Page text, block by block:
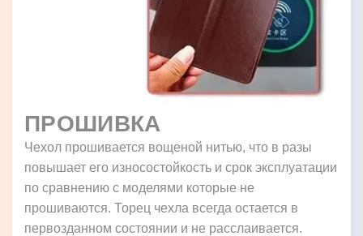
ПРОШИВКА
Чехол прошивается вощеной нитью, что в разы
повышает его износостойкость и срок эксплуатации
по сравнению с моделями которые не
прошиваются. Торец чехла всегда остается в
первозданном состоянии и не расслаивается.